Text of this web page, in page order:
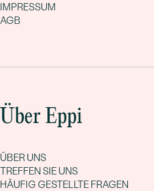
IMPRESSUM
AGB
Über Eppi
ÜBER UNS
TREFFEN SIE UNS
HÄUFIG GESTELLTE FRAGEN